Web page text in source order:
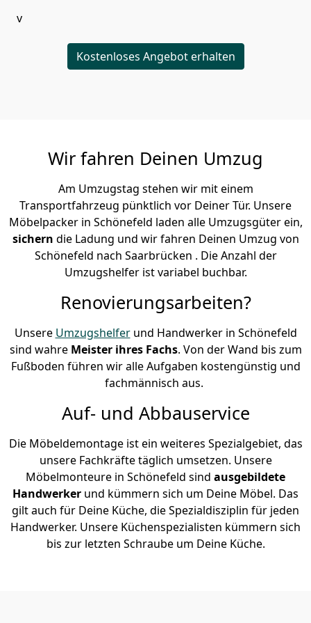
v
Kostenloses Angebot erhalten
Wir fahren Deinen Umzug
Am Umzugstag stehen wir mit einem
Transportfahrzeug pünktlich vor Deiner Tür. Unsere
Möbelpacker in Schönefeld laden alle Umzugsgüter ein,
sichern die Ladung und wir fahren Deinen Umzug von
Schönefeld nach Saarbrücken . Die Anzahl der
Umzugshelfer ist variabel buchbar.
Renovierungsarbeiten?
Unsere Umzugshelferund Handwerker in Schönefeld
sind wahre Meister ihres Fachs. Von der Wand bis zum
Fußboden führen wir alle Aufgaben kostengünstig und
fachmännisch aus.
Auf- und Abbauservice
Die Möbeldemontage ist ein weiteres Spezialgebiet, das
unsere Fachkräfte täglich umsetzen. Unsere
Möbelmonteure in Schönefeld sind ausgebildete
Handwerker und kümmern sich um Deine Möbel. Das
gilt auch für Deine Küche, die Spezialdisziplin für jeden
Handwerker. Unsere Küchenspezialisten kümmern sich
bis zur letzten Schraube um Deine Küche.